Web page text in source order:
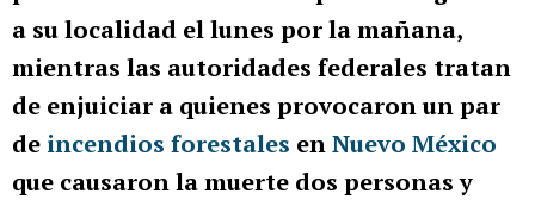
a su localidad el lunes por la mañana,
mientras las autoridades federales tratan
de enjuiciar a quienes provocaron un par
de incendios forestales enNuevo México
que causaron la muerte dos personas y